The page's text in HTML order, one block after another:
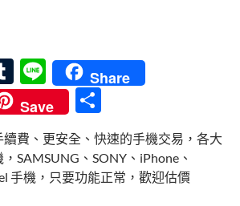
T
u
m
bl
r
Li
n
e
Share
Save
享
費、更安全、快速的手機交易，各大
SAMSUNG、SONY、iPhone、
手機，只要功能正常，歡迎估價